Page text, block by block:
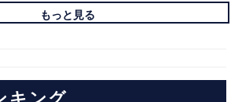
もっと見る